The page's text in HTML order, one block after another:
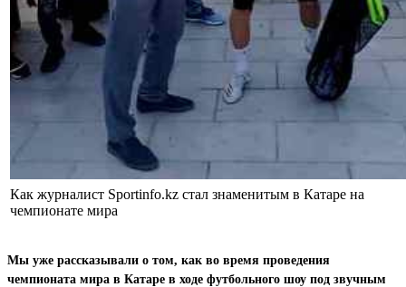
Как журналист Sportinfo.kz стал знаменитым в Катаре на
чемпионате мира
Мы уже рассказывали о том, как во время проведения
чемпионата мира в Катаре в ходе футбольного шоу под звучным